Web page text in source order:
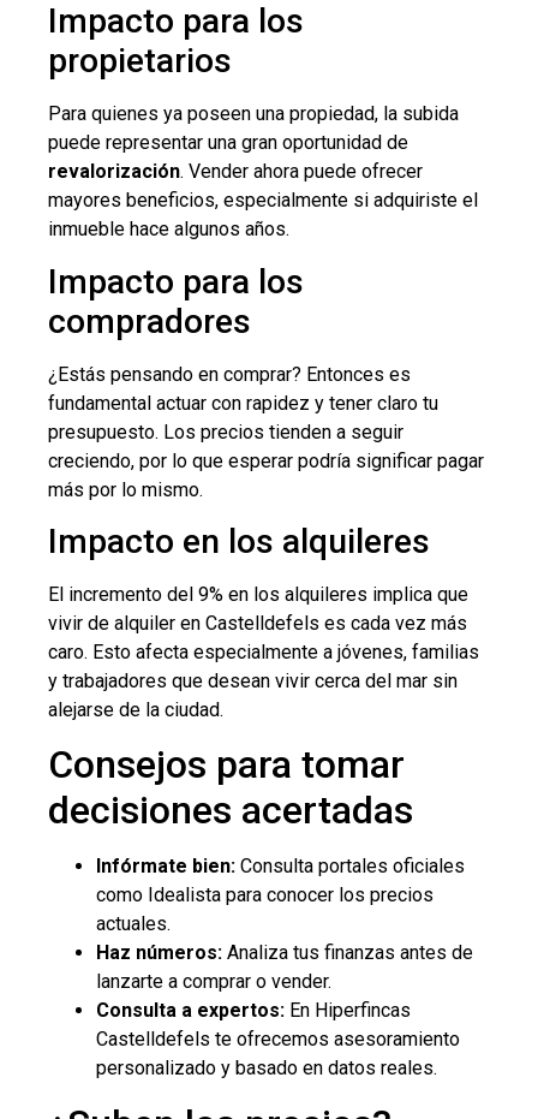
Impacto para los
propietarios
Para quienes ya poseen una propiedad, la subida
puede representar una gran oportunidad de
revalorización. Vender ahora puede ofrecer
mayores beneficios, especialmente si adquiriste el
inmueble hace algunos años.
Impacto para los
compradores
¿Estás pensando en comprar? Entonces es
fundamental actuar con rapidez y tener claro tu
presupuesto. Los precios tienden a seguir
creciendo, por lo que esperar podría significar pagar
más por lo mismo.
Impacto en los alquileres
El incremento del 9% en los alquileres implica que
vivir de alquiler en Castelldefels es cada vez más
caro. Esto afecta especialmente a jóvenes, familias
y trabajadores que desean vivir cerca del mar sin
alejarse de la ciudad.
Consejos para tomar
decisiones acertadas
Infórmate bien: Consulta portales oficiales
como Idealista para conocer los precios
actuales.
Haz números: Analiza tus finanzas antes de
lanzarte a comprar o vender.
Consulta a expertos: En Hiperfincas
Castelldefels te ofrecemos asesoramiento
personalizado y basado en datos reales.